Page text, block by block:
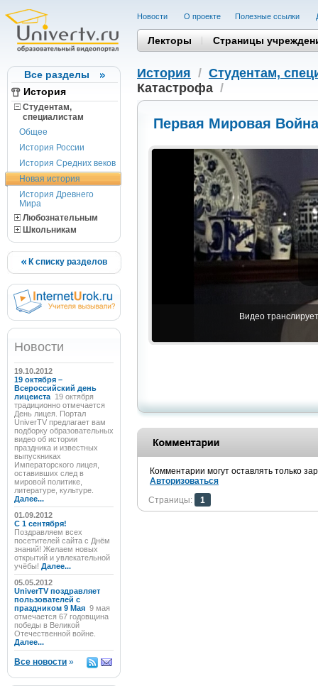
Все разделы
История
Студентам,
cпециалистам
Общее
История России
История Средних веков
Новая история
История Древнего
Мира
Любознательным
Школьникам
К списку разделов
Новости
19.10.2012
19 октября –
Всероссийский день
лицеиста 19 октября
традиционно отмечается
День лицея. Портал
UniverTV предлагает вам
подборку образовательных
видео об истории
праздника и известных
выпускниках
Императорского лицея,
оставивших след в
мировой политике,
литературе, культуре.
Далее...
01.09.2012
C 1 сентября!
Поздравляем всех
посетителей сайта с Днём
знаний! Желаем новых
открытий и увлекательной
учёбы! Далее...
05.05.2012
UniverTV поздравляет
пользователей с
праздником 9 Мая 9 мая
отмечается 67 годовщина
победы в Великой
Отечественной войне.
Далее...
Все новости »
Новости О проекте Полезные cсылки
Лекторы Страницы
История / Студентам,
Катастрофа /
Первая Мировая
Видео
Комментарии могут оставлять только
Авторизоваться
Страницы:
1